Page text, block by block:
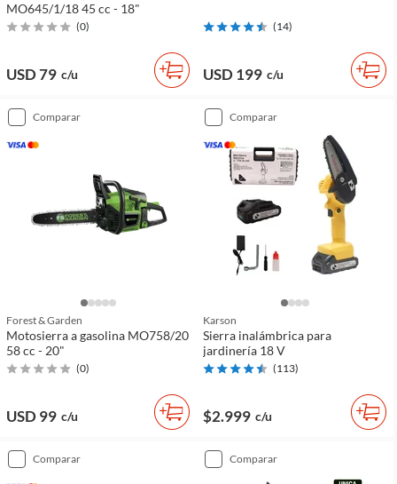
MO645/1/18 45 cc - 18"
(0)
USD 79 c/u
(14)
USD 199 c/u
comparar
Forest & Garden
Motosierra a gasolina MO758/20
58 cc - 20"
(0)
USD 99 c/u
comparar
Karson
Sierra inalámbrica para
jardinería 18 V
(113)
$2.999 c/u
comparar comparar